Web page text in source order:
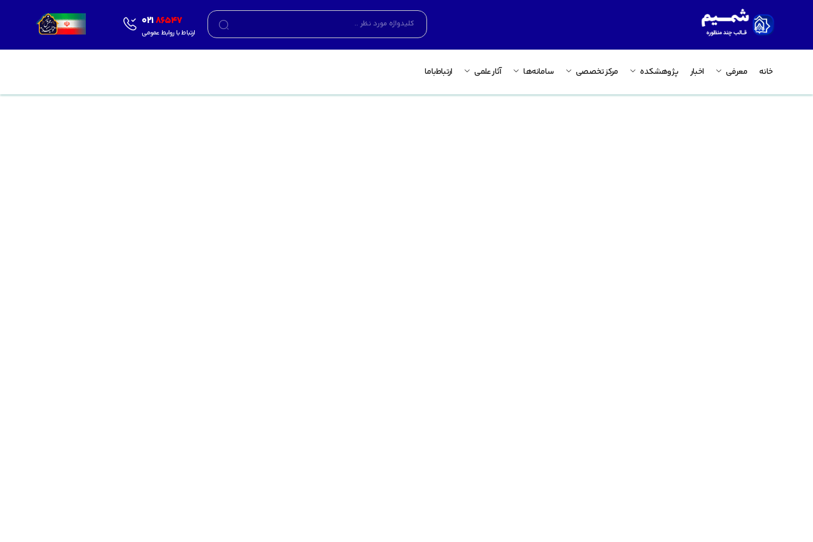
02186547
ارتباط با روابط عمومی
خانه معرفی اخبار پژوهشکده مرکز تخصصی سامانه‌ها آثار علمی ارتباط‌باما